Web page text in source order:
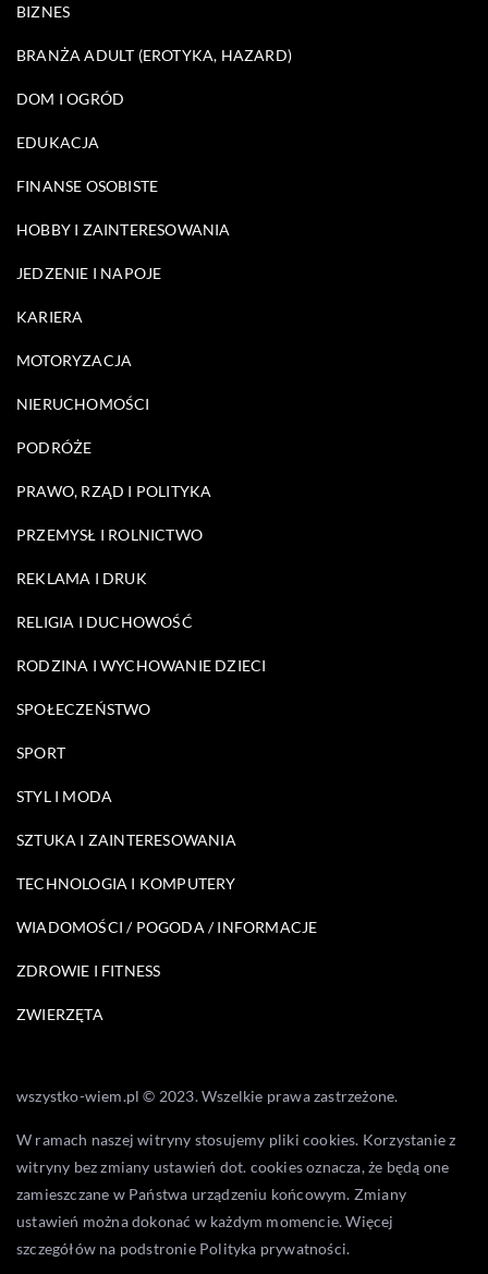
BIZNES
BRANŻA ADULT (EROTYKA, HAZARD)
DOM I OGRÓD
EDUKACJA
FINANSE OSOBISTE
HOBBY I ZAINTERESOWANIA
JEDZENIE I NAPOJE
KARIERA
MOTORYZACJA
NIERUCHOMOŚCI
PODRÓŻE
PRAWO, RZĄD I POLITYKA
PRZEMYSŁ I ROLNICTWO
REKLAMA I DRUK
RELIGIA I DUCHOWOŚĆ
RODZINA I WYCHOWANIE DZIECI
SPOŁECZEŃSTWO
SPORT
STYL I MODA
SZTUKA I ZAINTERESOWANIA
TECHNOLOGIA I KOMPUTERY
WIADOMOŚCI / POGODA / INFORMACJE
ZDROWIE I FITNESS
ZWIERZĘTA
wszystko-wiem.pl © 2023. Wszelkie prawa zastrzeżone.
W ramach naszej witryny stosujemy pliki cookies. Korzystanie z
witryny bez zmiany ustawień dot. cookies oznacza, że będą one
zamieszczane w Państwa urządzeniu końcowym. Zmiany
ustawień można dokonać w każdym momencie. Więcej
szczegółów na podstronie Polityka prywatności.